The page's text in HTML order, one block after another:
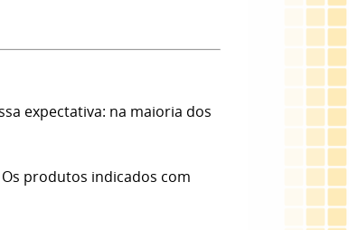
expectativa: na maioria dos
produtos indicados com